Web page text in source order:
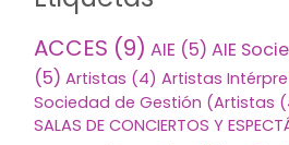
ACCES (9) AIE (5) AIE
(5) Artistas (4) Artistas
Sociedad de Gestión (Artistas
SALAS DE CONCIERTOS Y